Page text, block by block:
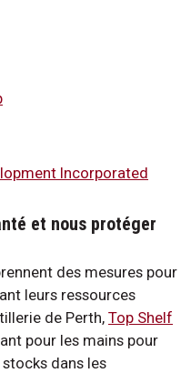
Incorporated
et nous protéger
des mesures pour
leurs ressources
de Perth, Top Shelf
pour les mains pour
dans les